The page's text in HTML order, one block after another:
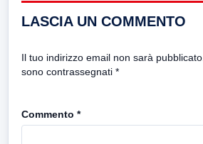
LASCIA UN COMMENTO
Il tuo indirizzo email non sarà pubblicato.
sono contrassegnati *
Commento *